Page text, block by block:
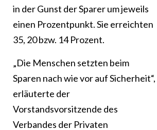
in der Gunst der Sparer um jeweils
einen Prozentpunkt. Sie erreichten
35, 20 bzw. 14 Prozent.
„Die Menschen setzten beim
Sparen nach wie vor auf Sicherheit“,
erläuterte der
Vorstandsvorsitzende des
Verbandes der Privaten